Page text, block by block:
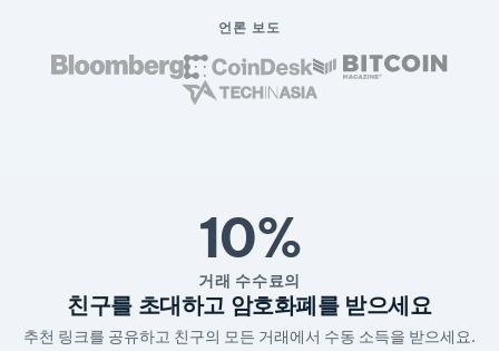
언론 보도
10%
거래 수수료의
친구를 초대하고 암호화폐를 받으세요
추천 링크를 공유하고 친구의 모든 거래에서 수동 소득을 받으세요.